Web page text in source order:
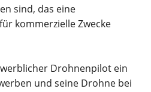
sind, das eine
kommerzielle Zwecke
Drohnenpilot ein
und seine Drohne bei